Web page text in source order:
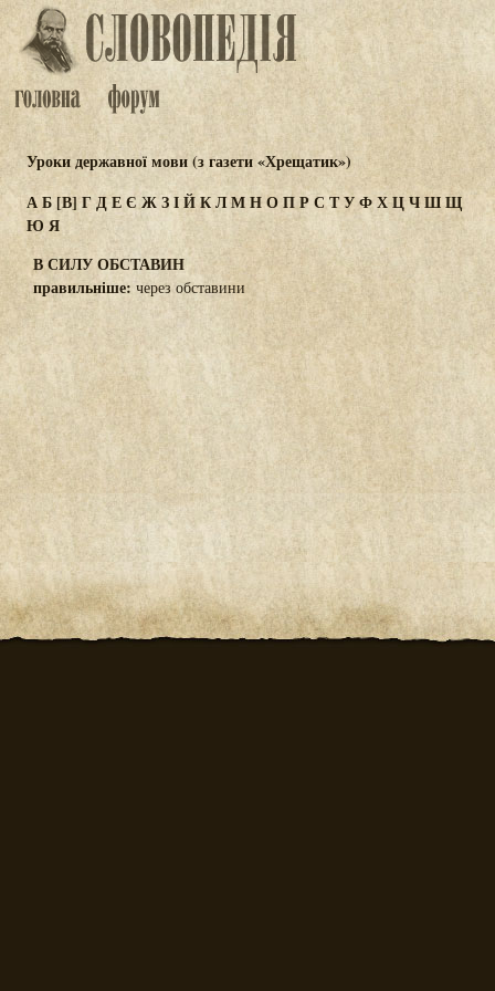
Уроки державної мови (з газети «Хрещатик»)
АБ [В] ГДЕЄ ЖЗІЙКЛМНОПРСТУФХЦЧШЩ
Ю Я
В СИЛУ ОБСТАВИН
правильніше: через обставини